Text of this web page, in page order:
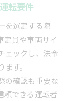
転要件
を選定する際
定員や車両サイ
ェックし、法令
す。
の確認も重要な
頼できる運転者